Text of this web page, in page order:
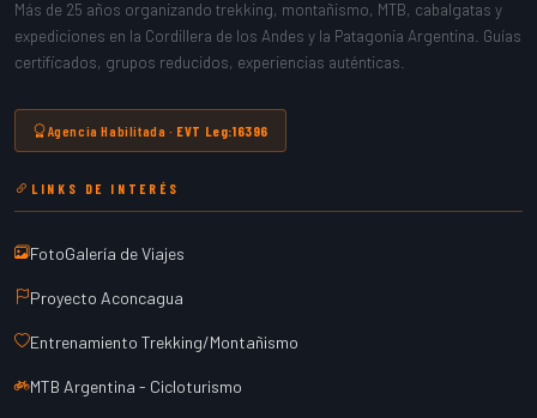
Más de 25 años organizando trekking, montañismo, MTB, cabalgatas y
expediciones en la Cordillera de los Andes y la Patagonia Argentina. Guías
certificados, grupos reducidos, experiencias auténticas.
Agencia Habilitada · EVT Leg:16396
LINKS DE INTERÉS
FotoGalería de Viajes
Proyecto Aconcagua
Entrenamiento Trekking/Montañismo
MTB Argentina - Cicloturismo